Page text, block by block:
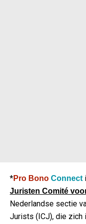
*Pro Bono Connect
Juristen Comité
Nederlandse sectie
Jurists (ICJ), die zich